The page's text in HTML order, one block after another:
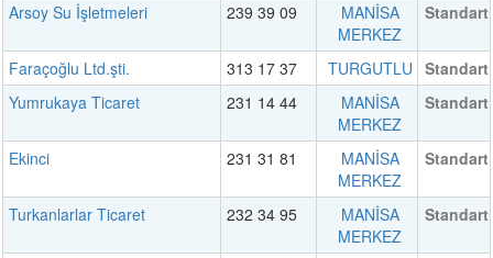
Arsoy Su İşletmeleri
239 39 09
MANİSA
MERKEZ
Standart
Faraçoğlu Ltd.şti. 313 17 37 TURGUTLU Standart
Yumrukaya Ticaret
231 14 44
MANİSA
MERKEZ
Standart
Ekinci 231 31 81
MANİSA
MERKEZ
Standart
Turkanlarlar Ticaret 232 34 95
MANİSA
MERKEZ
Standart